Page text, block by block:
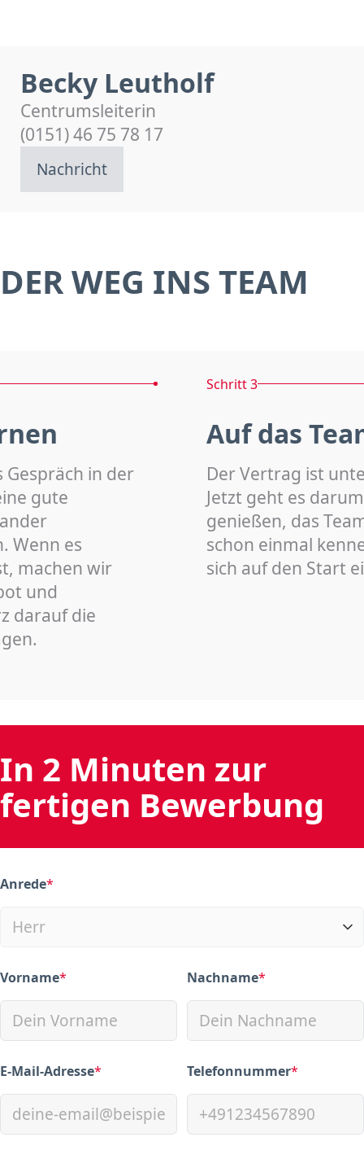
Becky Leutholf
Centrumsleiterin
(0151) 46 75 78 17
Nachricht
DER WEG INS TEAM
Gespräch in der
gute
Wenn es
machen wir
und
darauf die
Schritt 3
Auf das
Der Vertrag ist
Jetzt geht es
genießen, das
schon einmal
sich auf den Start
In 2 Minuten zur
fertigen Bewerbung
Anrede*
(required)
Vorname*
(required) Nachname*
(required)
E-Mail-Adresse*
(required) Telefonnummer*
(required)